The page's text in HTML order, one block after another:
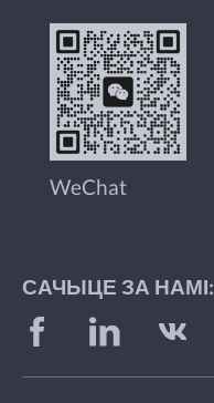
WeChat
САЧЫЦЕ ЗА НАМІ: